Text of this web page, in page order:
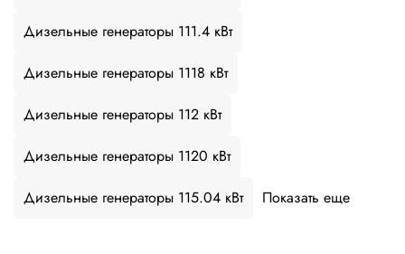
Дизельные генераторы 111.4 кВт
Дизельные генераторы 1118 кВт
Дизельные генераторы 112 кВт
Дизельные генераторы 1120 кВт
Дизельные генераторы 115.04 кВт
Показать еще